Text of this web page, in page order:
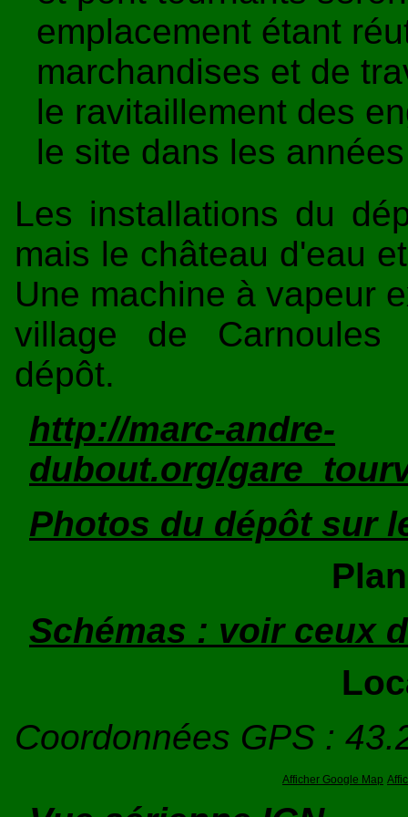
emplacement étant
marchandises et de
le ravitaillement des
le site dans les
Les installations du
mais le château d'eau
Une machine à vapeur
village de Carnoules
dépôt.
http://marc-andre-
dubout.org/
Photos du dépôt sur
Schémas : voir ceux
Coordonnées GPS :
Afficher Google Map